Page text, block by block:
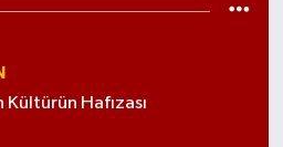
Kültürün Hafızası